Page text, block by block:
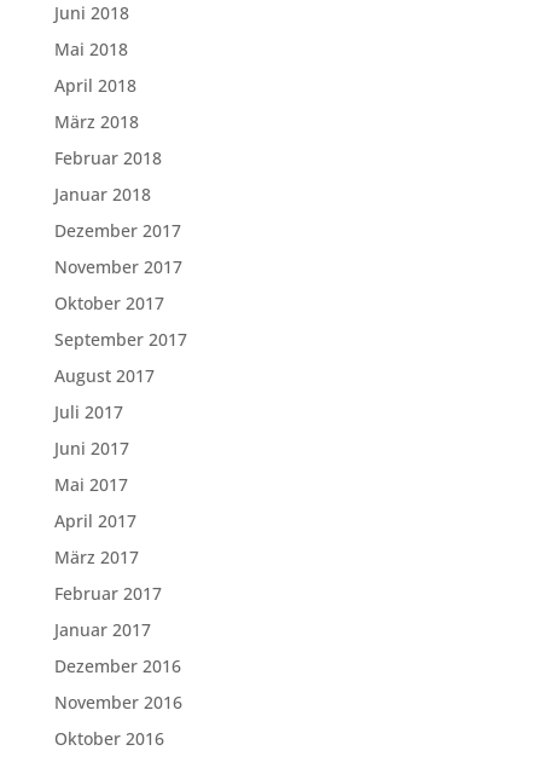
Juni 2018
Mai 2018
April 2018
März 2018
Februar 2018
Januar 2018
Dezember 2017
November 2017
Oktober 2017
September 2017
August 2017
Juli 2017
Juni 2017
Mai 2017
April 2017
März 2017
Februar 2017
Januar 2017
Dezember 2016
November 2016
Oktober 2016